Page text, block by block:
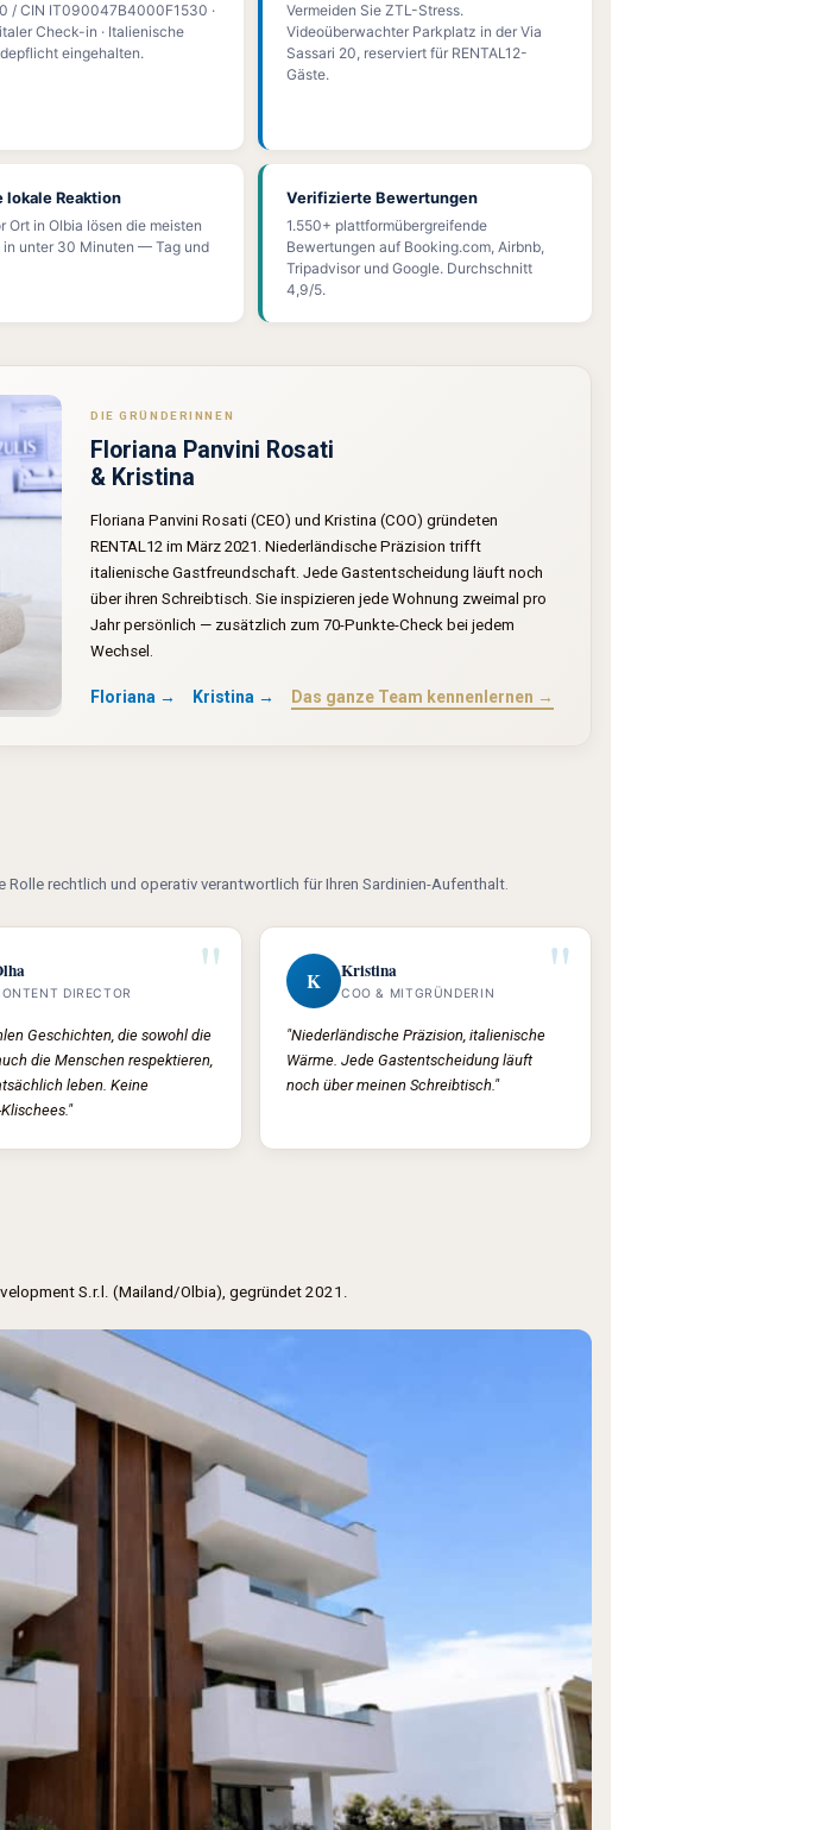
/ CIN IT090047B4000F1530 ·
Check-in · Italienische
eingehalten.
Vermeiden Sie ZTL-Stress.
Videoüberwachter Parkplatz in der Via
Sassari 20, reserviert für RENTAL12-
Gäste.
lokale Reaktion
Ort in Olbia lösen die meisten
in unter 30 Minuten — Tag und
Verifizierte Bewertungen
1.550+ plattformübergreifende
Bewertungen auf Booking.com, Airbnb,
Tripadvisor und Google. Durchschnitt
4,9/5.
DIE GRÜNDERINNEN
Floriana Panvini Rosati
& Kristina
Floriana Panvini Rosati (CEO) und Kristina (COO) gründeten
RENTAL12 im März 2021. Niederländische Präzision trifft
italienische Gastfreundschaft. Jede Gastentscheidung läuft noch
über ihren Schreibtisch. Sie inspizieren jede Wohnung zweimal pro
Jahr persönlich — zusätzlich zum 70-Punkte-Check bei jedem
Wechsel.
Floriana → Kristina → Das ganze Team kennenlernen →
rechtlich und operativ verantwortlich für Ihren Sardinien-Aufenthalt.
"
DIRECTOR
Geschichten, die sowohl die
die Menschen respektieren,
leben. Keine
"
K Kristina
COO & MITGRÜNDERIN
"Niederländische Präzision, italienische
Wärme. Jede Gastentscheidung läuft
noch über meinen Schreibtisch."
S.r.l. (Mailand/Olbia), gegründet 2021.